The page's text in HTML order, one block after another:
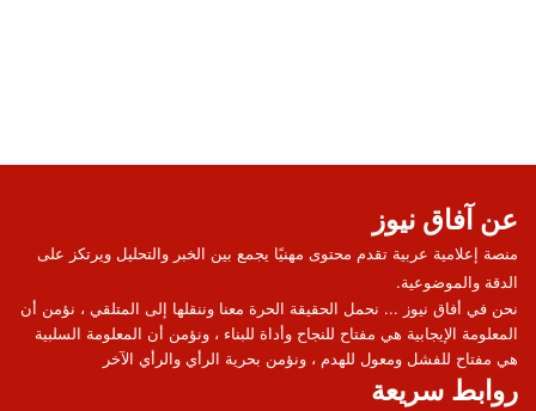
عن آفاق نيوز
منصة إعلامية عربية تقدم محتوى مهنيًا يجمع بين الخبر والتحليل ويرتكز على
الدقة والموضوعية.
نحن في أفاق نيوز ... نحمل الحقيقة الحرة معنا وننقلها إلى المتلقي ، نؤمن أن
المعلومة الإيجابية هي مفتاح للنجاح وأداة للبناء ، ونؤمن أن المعلومة السلبية
هي مفتاح للفشل ومعول للهدم ، ونؤمن بحرية الرأي والرأي الآخر
روابط سريعة